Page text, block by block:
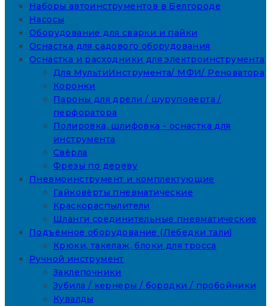
Наборы автоинструментов в Белгороде
Насосы
Оборудование для сварки и пайки
Оснастка для садового оборудования
Оснастка и расходники для электроинструмента
Для МультиИнструмента/ МФИ/ Реноватора
Коронки
Пароны для дрели / шуруповерта /
перфоратора
Полировка, шлифовка - оснастка для
инструмента
Свёрла
Фрезы по дереву
Пневмоинструмент и комплектующие
Гайковёрты пневматические
Краскораспылители
Шланги соединительные пневматические
Подъемное оборудование (Лебедки тали)
Крюки, такелаж, блоки для тросса
Ручной инструмент
Заклепочники
Зубила / кернеры / бородки / пробойники
Кувалды